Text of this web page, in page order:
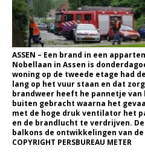
ASSEN – Een brand in een
Nobellaan in Assen is
woning op de tweede etage had
lang op het vuur staan en dat
brandweer heeft he pannetje van
buiten gebracht waarna het
met de hoge druk ventilator het
en de brandlucht te verdrijven.
balkons de ontwikkelingen van de
COPYRIGHT PERSBUREAU METER